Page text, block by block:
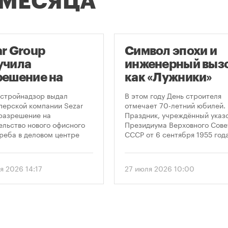
Group
на
в
Сити»
выдал
компании Sezar
на
нового офисного
в деловом центре
возведение 52-
2026 14:17
Символ эпохи и
инженерный
как «Лужники»
стали символом
Дня строителя
В этом году День строителя
отмечает 70-летний юбилей.
Праздник, учреждённый
Президиума Верховного
СССР от 6 сентября 1955
1956 года. И главным
стало открытие Большой
спортивной арены
27 июля 2026 10:00